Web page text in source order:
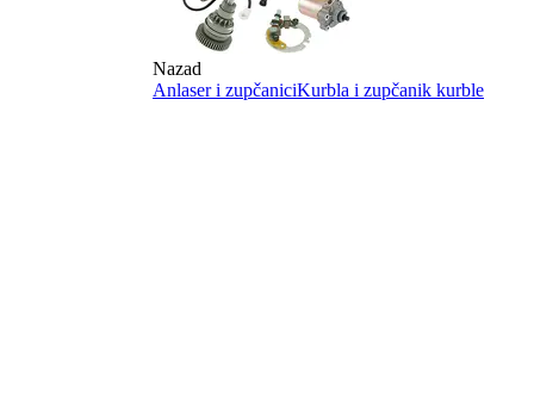
Nazad
Anlaser i zupčaniciKurbla i zupčanik kurble